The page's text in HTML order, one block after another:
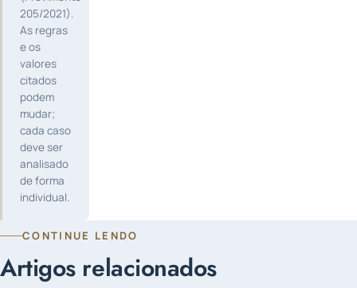
205/2021).
As regras
e os
valores
citados
podem
mudar;
cada caso
deve ser
analisado
de forma
individual.
CONTINUE LENDO
Artigos relacionados